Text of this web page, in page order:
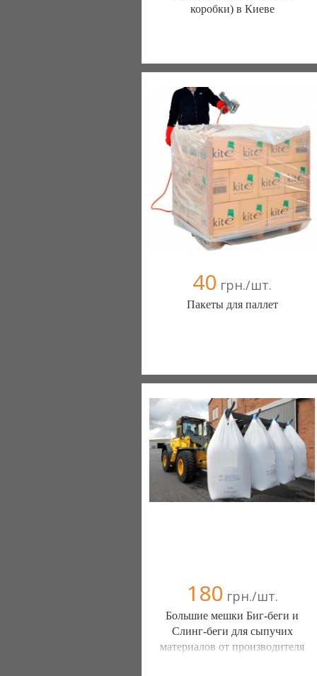
коробки) в Киеве
(099) 617-86-50
40 грн./шт.
Пакеты для паллет
066 7757739
180 грн./шт.
Большие мешки Биг-беги и
Слинг-беги для сыпучих
материалов от производителя